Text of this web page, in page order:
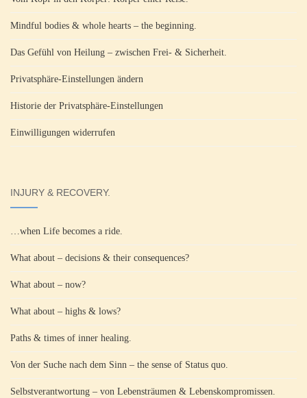
Mindful bodies & whole hearts – the beginning.
Das Gefühl von Heilung – zwischen Frei- & Sicherheit.
Privatsphäre-Einstellungen ändern
Historie der Privatsphäre-Einstellungen
Einwilligungen widerrufen
INJURY & RECOVERY.
…when Life becomes a ride.
What about – decisions & their consequences?
What about – now?
What about – highs & lows?
Paths & times of inner healing.
Von der Suche nach dem Sinn – the sense of Status quo.
Selbstverantwortung – von Lebensträumen & Lebenskompromissen.